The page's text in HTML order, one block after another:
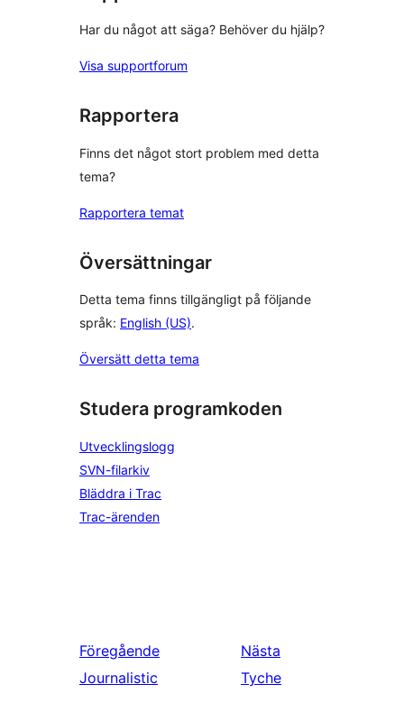
Har du något att säga? Behöver du hjälp?
Visa supportforum
Rapportera
Finns det något stort problem med detta
tema?
Rapportera temat
Översättningar
Detta tema finns tillgängligt på följande
språk: English (US).
Översätt detta tema
Studera programkoden
Utvecklingslogg
SVN-filarkiv
Bläddra i Trac
Trac-ärenden
Föregående
Journalistic
Nästa
Tyche